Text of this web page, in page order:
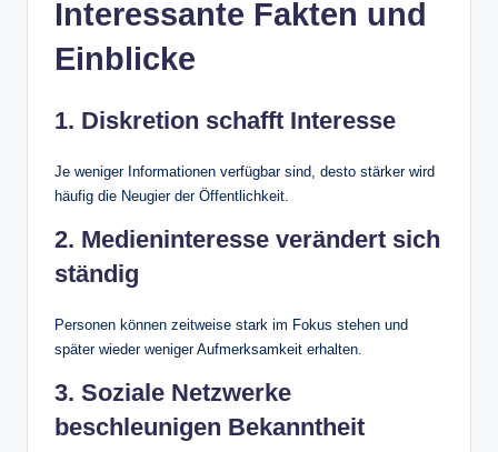
Interessante Fakten und
Einblicke
1. Diskretion schafft Interesse
Je weniger Informationen verfügbar sind, desto stärker wird
häufig die Neugier der Öffentlichkeit.
2. Medieninteresse verändert sich
ständig
Personen können zeitweise stark im Fokus stehen und
später wieder weniger Aufmerksamkeit erhalten.
3. Soziale Netzwerke
beschleunigen Bekanntheit